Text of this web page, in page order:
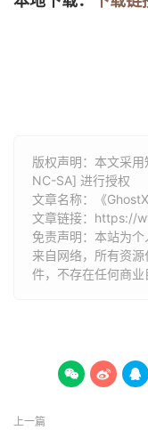
版权声明：本文采
NC-SA] 进行授权
文章名称：《
文章链接： https://
免责声明：本站为
来自网络，所有资
件，不存在任何商业
  
上一篇